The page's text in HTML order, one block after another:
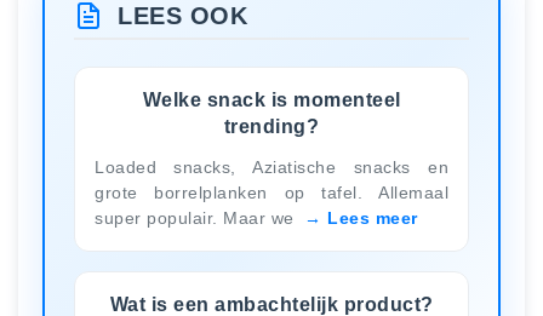
LEES OOK
Welke snack is momenteel
trending?
Loaded snacks, Aziatische snacks en
grote borrelplanken op tafel. Allemaal
super populair. Maar we
Lees meer
Wat is een ambachtelijk product?